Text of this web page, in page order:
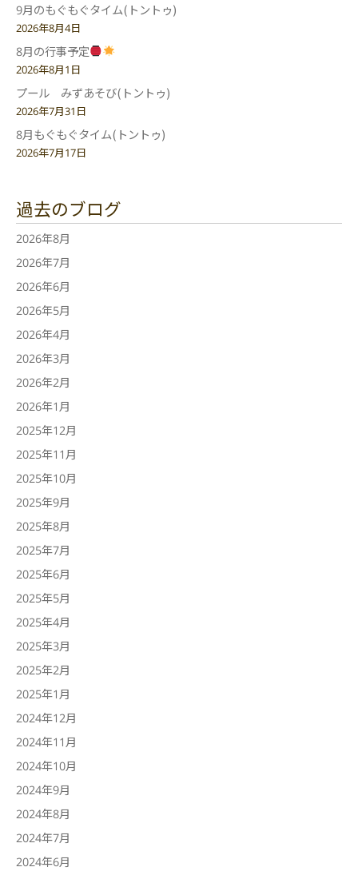
9月のもぐもぐタイム(トントゥ)
2026年8月4日
8月の行事予定
2026年8月1日
プール みずあそび(トントゥ)
2026年7月31日
8月もぐもぐタイム(トントゥ)
2026年7月17日
過去のブログ
2026年8月
2026年7月
2026年6月
2026年5月
2026年4月
2026年3月
2026年2月
2026年1月
2025年12月
2025年11月
2025年10月
2025年9月
2025年8月
2025年7月
2025年6月
2025年5月
2025年4月
2025年3月
2025年2月
2025年1月
2024年12月
2024年11月
2024年10月
2024年9月
2024年8月
2024年7月
2024年6月